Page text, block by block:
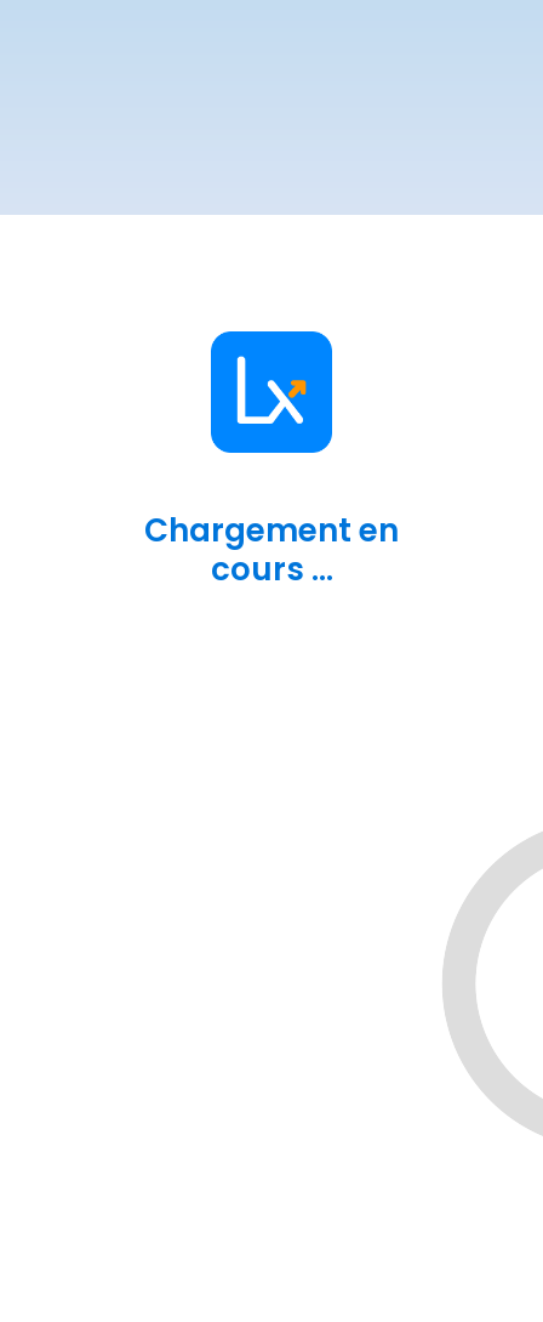
Chargement en
cours ...